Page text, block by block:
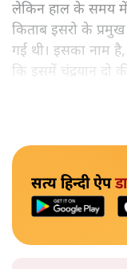
लेकिन हाल के समय में
किताब इसरो के
गई थी। इसका नाम
कि इसमें चंद्रयान दो
सत्य हिन्दी ऐप